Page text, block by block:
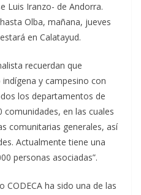
Luis Iranzo- de Andorra.
Olba, mañana, jueves
en Calatayud.
recuerdan que
y campesino con
los departamentos de
comunidades, en las cuales
comunitarias generales, así
Actualmente tiene una
personas asociadas”.
ha sido una de las